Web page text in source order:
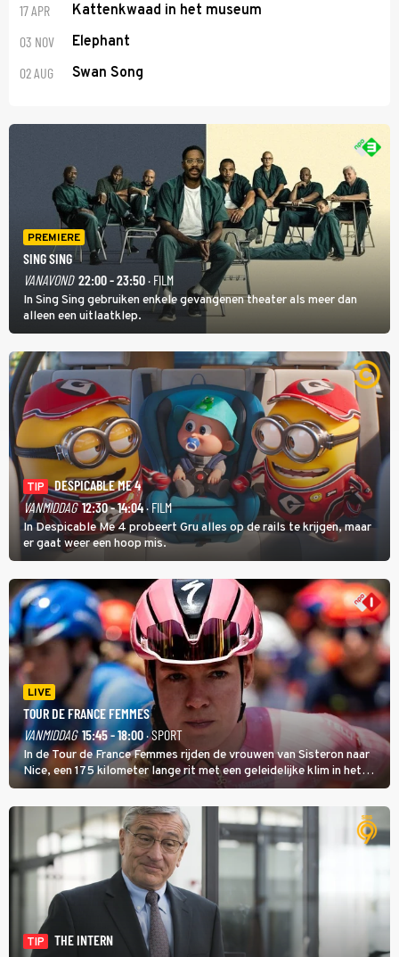
17 APR Kattenkwaad in het museum
03 NOV Elephant
02 AUG Swan Song
PREMIERE
SING SING
VANAVOND 22:00 - 23:50· FILM
In Sing Sing gebruiken enkele gevangenen theater als meer dan
alleen een uitlaatklep.
TIP
DESPICABLE ME 4
VANMIDDAG 12:30 - 14:04· FILM
In Despicable Me 4 probeert Gru alles op de rails te krijgen, maar
er gaat weer een hoop mis.
LIVE
TOUR DE FRANCE FEMMES
VANMIDDAG 15:45 - 18:00· SPORT
In de Tour de France Femmes rijden de vrouwen van Sisteron naar
Nice, een 175 kilometer lange rit met een geleidelijke klim in het
midden. Dat is mogelijk niet de zwaarste hindernis, dat is de
temperatuur. Het kan in Nice namelijk bloedheet worden.
TIP
THE INTERN